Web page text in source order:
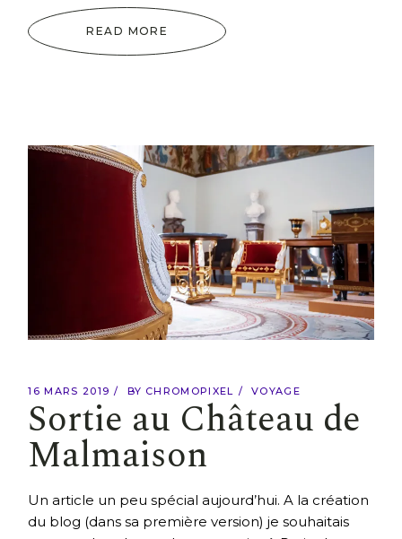
READ MORE
16 MARS 2019 BY CHROMOPIXEL VOYAGE
Sortie au Château de
Malmaison
Un article un peu spécial aujourd’hui. A la création
du blog (dans sa première version) je souhaitais